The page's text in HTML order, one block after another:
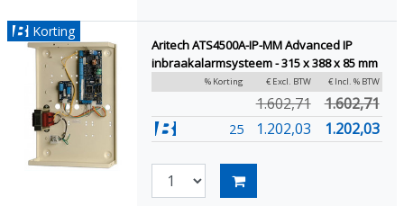
Korting
Aritech ATS4500A-IP-MM Advanced IP
inbraakalarmsysteem - 315 x 388 x 85 mm
% Korting € Excl. BTW € Incl. % BTW
1.602,71 1.602,71
25 1.202,03 1.202,03